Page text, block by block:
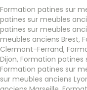
Formation patines sur
patines sur meubles
patines sur meubles
meubles anciens Brest,
Clermont-Ferrand,
Dijon, Formation patines
Formation patines sur
sur meubles anciens